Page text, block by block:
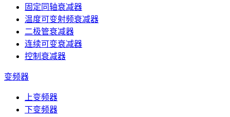
固定同轴衰减器
温度可变射频衰减器
二极管衰减器
连续可变衰减器
控制衰减器
变频器
上变频器
下变频器